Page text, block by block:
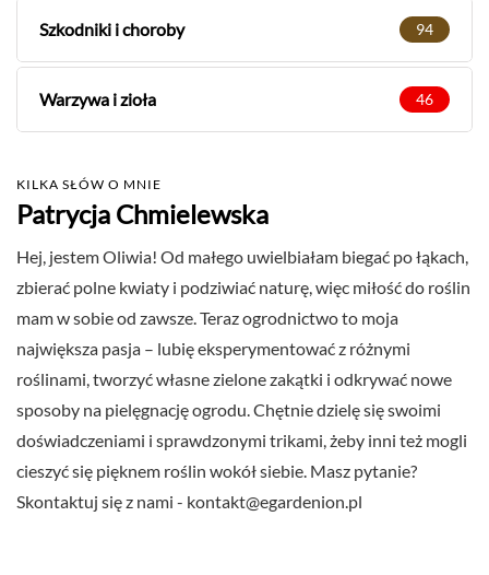
Szkodniki i choroby 94
Warzywa i zioła 46
KILKA SŁÓW O MNIE
Patrycja Chmielewska
Hej, jestem Oliwia! Od małego uwielbiałam biegać po łąkach,
zbierać polne kwiaty i podziwiać naturę, więc miłość do roślin
mam w sobie od zawsze. Teraz ogrodnictwo to moja
największa pasja – lubię eksperymentować z różnymi
roślinami, tworzyć własne zielone zakątki i odkrywać nowe
sposoby na pielęgnację ogrodu. Chętnie dzielę się swoimi
doświadczeniami i sprawdzonymi trikami, żeby inni też mogli
cieszyć się pięknem roślin wokół siebie. Masz pytanie?
Skontaktuj się z nami - kontakt@egardenion.pl